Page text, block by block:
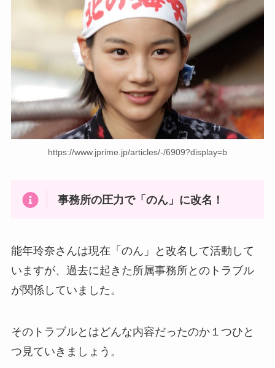
https://www.jprime.jp/articles/-/6909?display=b
事務所の圧力で「のん」に改名！
能年玲奈さんは現在「のん」と改名して活動して
いますが、過去に起きた所属事務所とのトラブル
が関係していました。
そのトラブルとはどんな内容だったのか１つひと
つ見ていきましょう。